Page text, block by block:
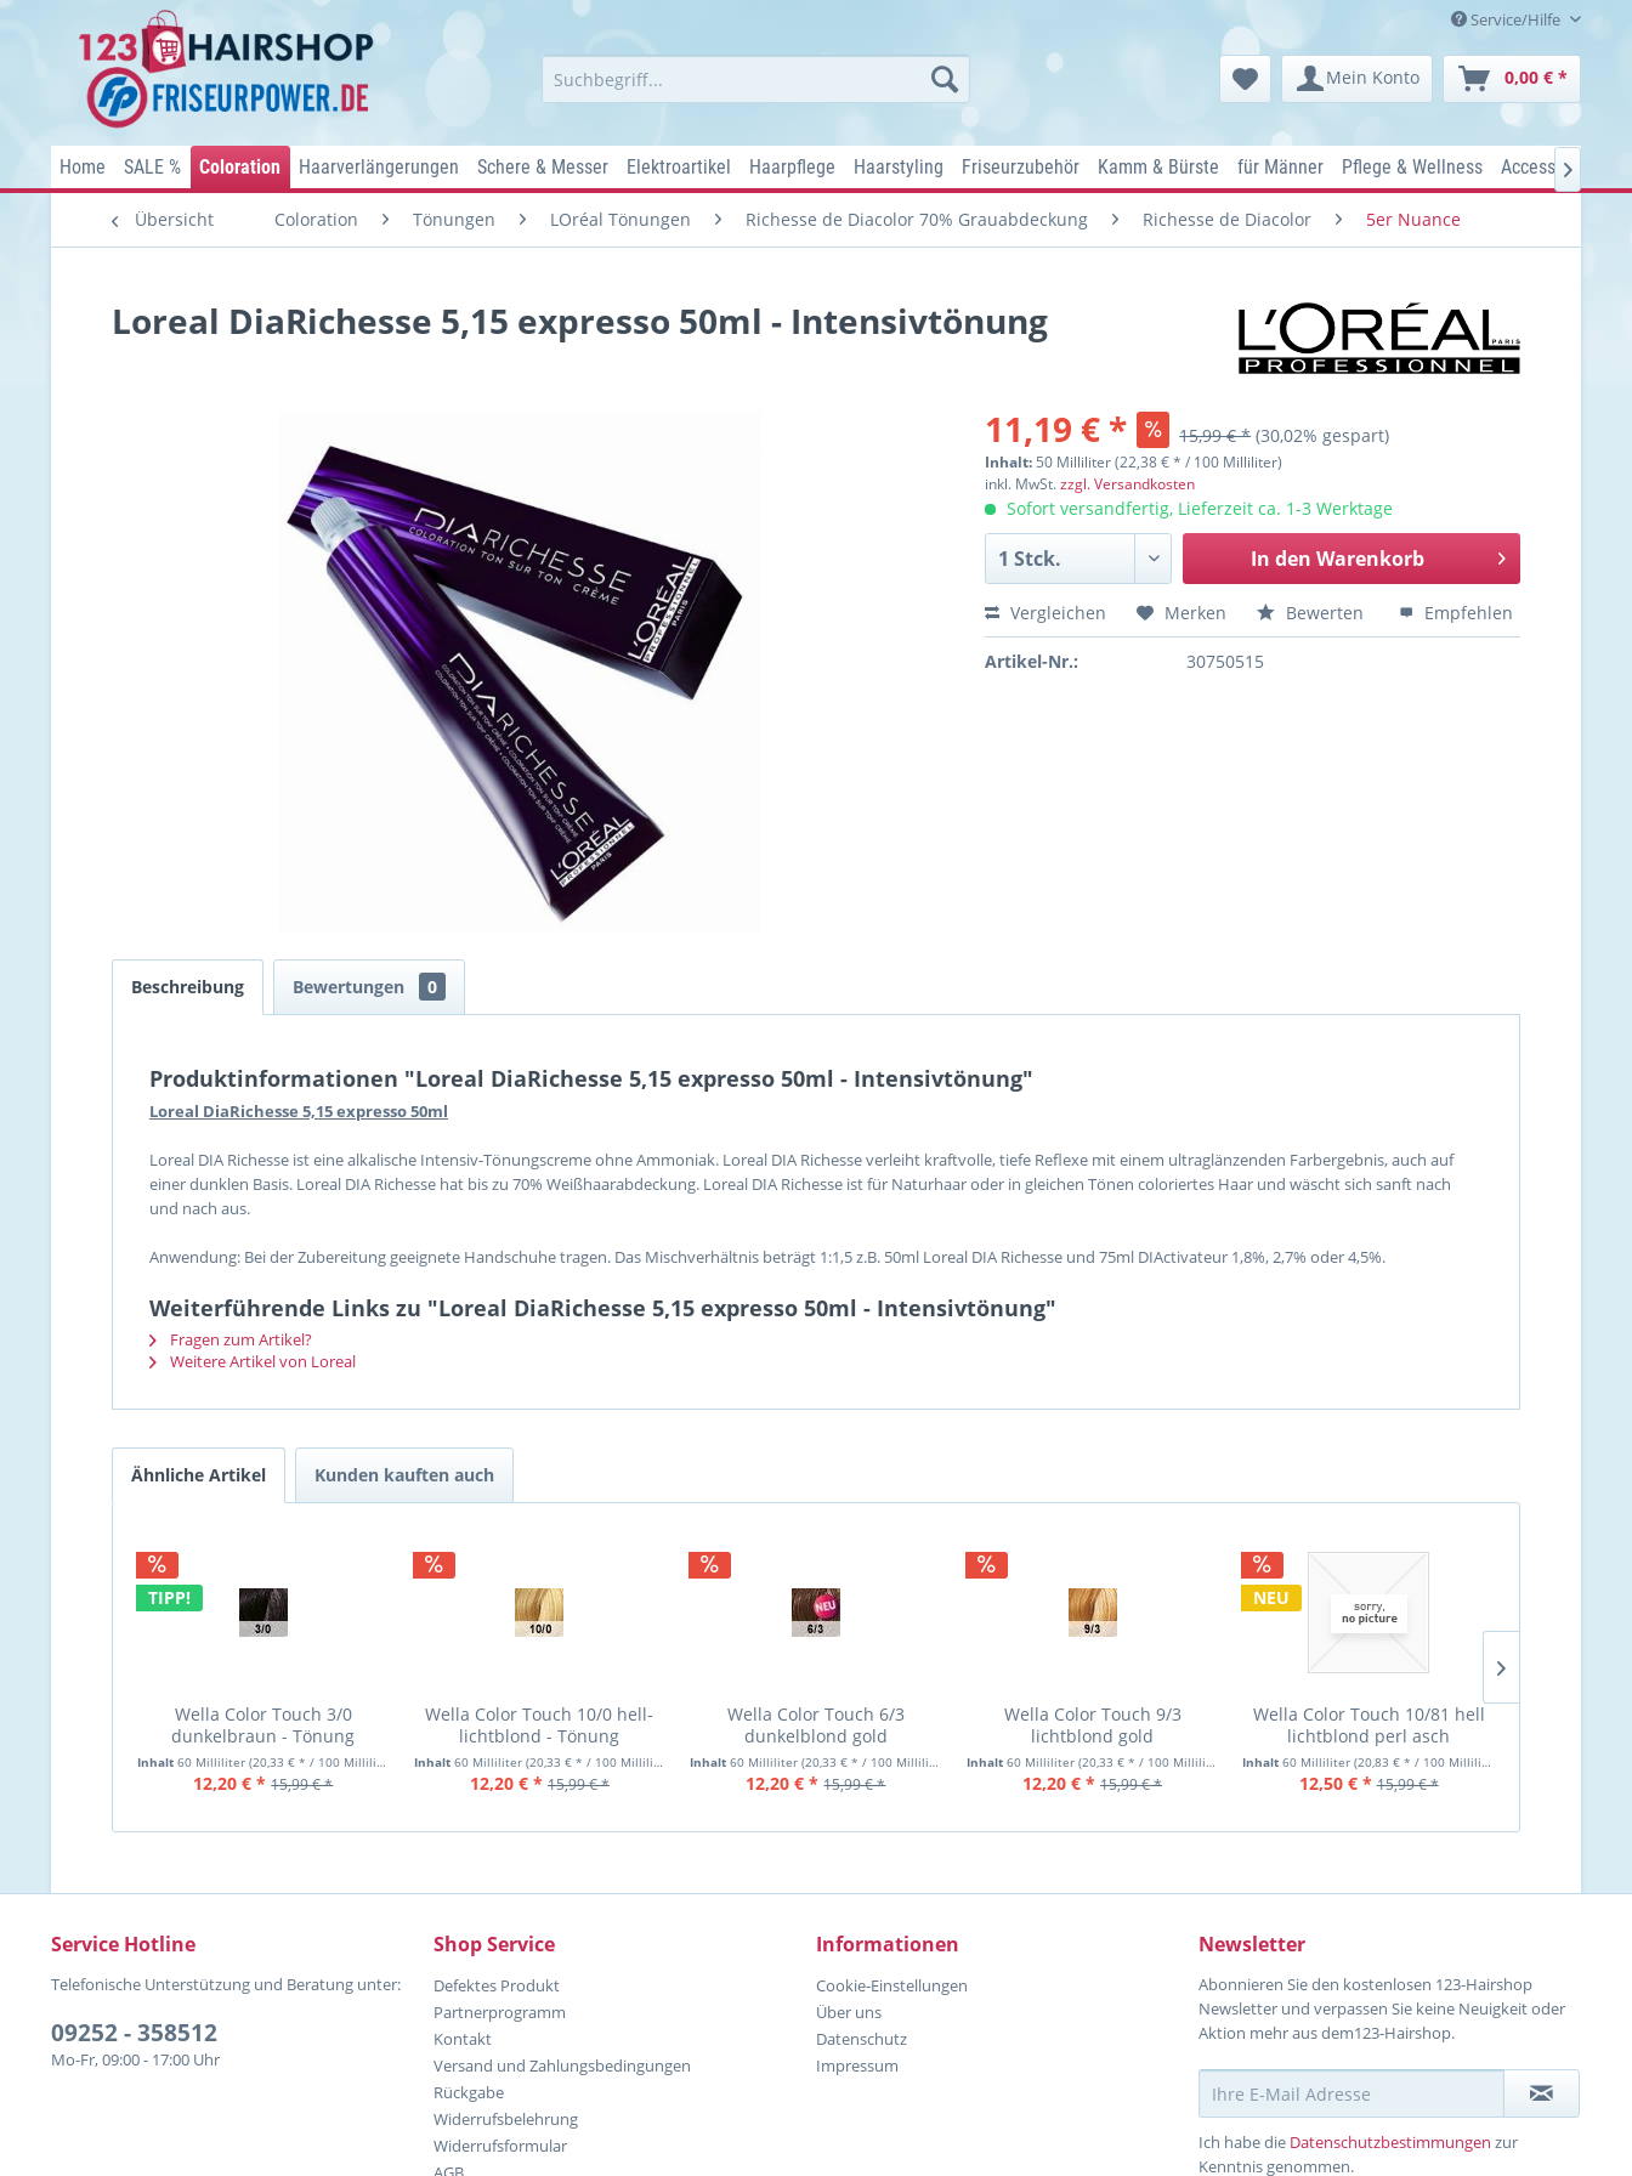
Service/Hilfe
Mein Konto 0,00 € *
Home SALE % Coloration Haarverlängerungen Schere & Messer Elektroartikel Haarpflege Haarstyling Friseurzubehör Kamm & Bürste für Männer Pflege & Wellness Accessoires

Übersicht Coloration Tönungen LOréal Tönungen Richesse de Diacolor 70% Grauabdeckung Richesse de Diacolor 5er Nuance
Loreal DiaRichesse 5,15 expresso 50ml - Intensivtönung
11,19 € * 15,99 € * (30,02% gespart)
Inhalt: 50 Milliliter (22,38 € * / 100 Milliliter)
inkl. MwSt.zzgl. Versandkosten
Sofort versandfertig, Lieferzeit ca. 1-3 Werktage
In den Warenkorb
Vergleichen Merken Bewerten Empfehlen
Artikel-Nr.: 30750515
Beschreibung Bewertungen 0
Produktinformationen "Loreal DiaRichesse 5,15 expresso 50ml - Intensivtönung"
Loreal DiaRichesse 5,15 expresso 50ml
Loreal DIA Richesse ist eine alkalische Intensiv-Tönungscreme ohne Ammoniak. Loreal DIA Richesse verleiht kraftvolle, tiefe Reflexe mit einem ultraglänzenden Farbergebnis, auch auf
einer dunklen Basis. Loreal DIA Richesse hat bis zu 70% Weißhaarabdeckung. Loreal DIA Richesse ist für Naturhaar oder in gleichen Tönen coloriertes Haar und wäscht sich sanft nach
und nach aus.
Anwendung: Bei der Zubereitung geeignete Handschuhe tragen. Das Mischverhältnis beträgt 1:1,5 z.B. 50ml Loreal DIA Richesse und 75ml DIActivateur 1,8%, 2,7% oder 4,5%.
Weiterführende Links zu "Loreal DiaRichesse 5,15 expresso 50ml - Intensivtönung"
Fragen zum Artikel?
Weitere Artikel von Loreal
Ähnliche Artikel Kunden kauften auch
TIPP!
Wella Color Touch 3/0
dunkelbraun - Tönung
Inhalt 60 Milliliter (20,33 € * / 100 Milliliter)
12,20 € * 15,99 € *
Wella Color Touch 10/0 hell-
lichtblond - Tönung
Inhalt 60 Milliliter (20,33 € * / 100 Milliliter)
12,20 € * 15,99 € *
Wella Color Touch 6/3
dunkelblond gold
Inhalt60 Milliliter(20,33 € * / 100 Milliliter)
12,20 € * 15,99 € *
Wella Color Touch 9/3
lichtblond gold
Inhalt 60 Milliliter (20,33 € * / 100 Milliliter)
12,20 € * 15,99 € *
NEU
Wella Color Touch 10/81 hell
lichtblond perl asch
Inhalt60 Milliliter(20,83 € * / 100 Milliliter)
12,50 € * 15,99 € *
Service Hotline
Telefonische Unterstützung und Beratung unter:
09252 - 358512
Mo-Fr, 09:00 - 17:00 Uhr
Shop Service
Defektes Produkt
Partnerprogramm
Kontakt
Versand und Zahlungsbedingungen
Rückgabe
Widerrufsbelehrung
Widerrufsformular
Informationen
Cookie-Einstellungen
Über uns
Datenschutz
Impressum
Newsletter
Abonnieren Sie den kostenlosen 123-Hairshop
Newsletter und verpassen Sie keine Neuigkeit oder
Aktion mehr aus dem123-Hairshop.
Ich habe die Datenschutzbestimmungen zur
Kenntnis genommen.